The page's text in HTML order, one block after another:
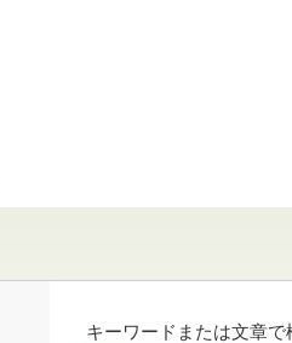
キーワードまたは文章